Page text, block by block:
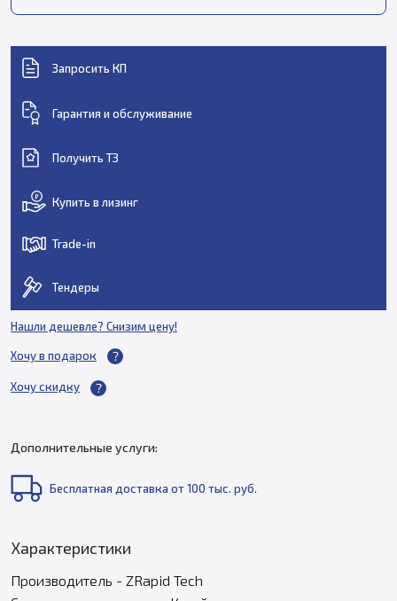
Запросить КП
Гарантия и обслуживание
Получить ТЗ
Купить в лизинг
Trade-in
Тендеры
Нашли дешевле? Снизим цену!
Хочу в подарок
Хочу скидку
Дополнительные услуги:
Бесплатная доставка от 100 тыс. руб.
Характеристики
Производитель - ZRapid Tech